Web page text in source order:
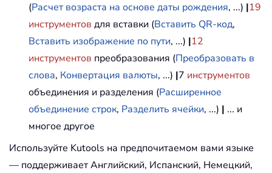
(Расчет возраста на основе даты рождения, ...) |19
инструментов для вставки (Вставить QR-код,
Вставить изображение по пути, ...) |12
инструментов преобразования (Преобразовать в
слова, Конвертация валюты, ...) |7 инструментов
объединения и разделения (Расширенное
объединение строк, Разделить ячейки, ...) | ... и
многое другое
Используйте Kutools на предпочитаемом вами языке
— поддерживает Английский, Испанский, Немецкий,